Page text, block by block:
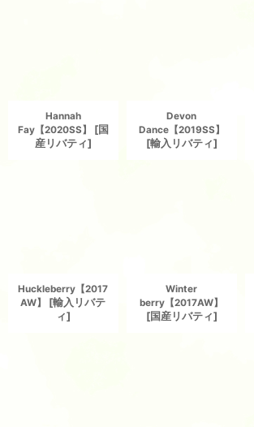
Hannah
Fay【2020SS】
[国
産リバティ]
Devon
Dance【2019SS】
[輸入リバティ]
Huckleberry【2017
AW】
[輸入リバテ
ィ]
Winter
berry【2017AW】
[国産リバティ]